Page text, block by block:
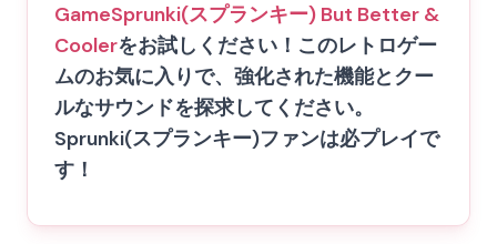
GameSprunki(スプランキー) But Better &
Coolerをお試しください！このレトロゲー
ムのお気に入りで、強化された機能とクー
ルなサウンドを探求してください。
Sprunki(スプランキー)ファンは必プレイで
す！